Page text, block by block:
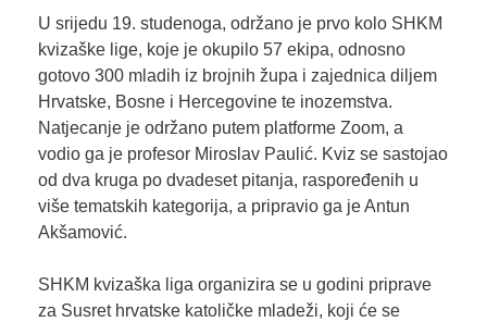
U srijedu 19. studenoga, održano je prvo kolo SHKM
kvizaške lige, koje je okupilo 57 ekipa, odnosno
gotovo 300 mladih iz brojnih župa i zajednica diljem
Hrvatske, Bosne i Hercegovine te inozemstva.
Natjecanje je održano putem platforme Zoom, a
vodio ga je profesor Miroslav Paulić. Kviz se sastojao
od dva kruga po dvadeset pitanja, raspoređenih u
više tematskih kategorija, a pripravio ga je Antun
Akšamović.
SHKM kvizaška liga organizira se u godini priprave
za Susret hrvatske katoličke mladeži, koji će se